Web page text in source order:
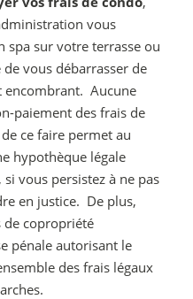
vous
spa sur votre terrasse ou
vous débarrasser de
encombrant. Aucune
paiement des frais de
ce faire permet au
hypothèque légale
vous persistez à ne pas
en justice. De plus,
de copropriété
pénale autorisant le
des frais légaux